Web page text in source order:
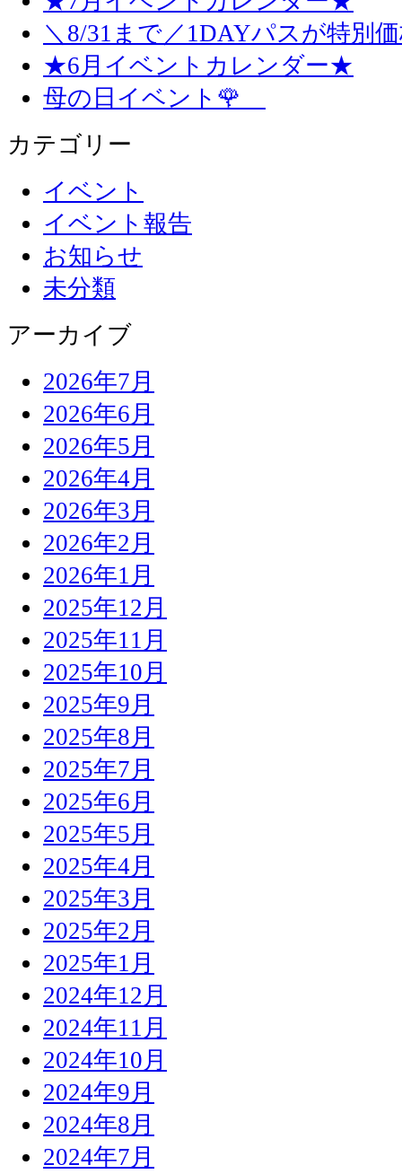
＼8/31まで／1DAYパスが特別
★6月イベントカレンダー★
母の日イベント🌹
カテゴリー
イベント
イベント報告
お知らせ
未分類
アーカイブ
2026年7月
2026年6月
2026年5月
2026年4月
2026年3月
2026年2月
2026年1月
2025年12月
2025年11月
2025年10月
2025年9月
2025年8月
2025年7月
2025年6月
2025年5月
2025年4月
2025年3月
2025年2月
2025年1月
2024年12月
2024年11月
2024年10月
2024年9月
2024年8月
2024年7月